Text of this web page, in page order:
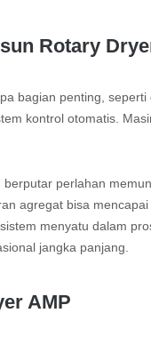
Rotary
bagian penting,
kontrol otomatis.
perlahan
agregat bisa
menyatu dalam
jangka panjang.
AMP